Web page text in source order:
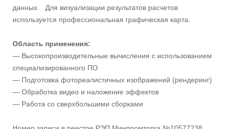
данных. Для визуализации результатов расчетов
используется профессиональная графическая карта.
Область применения:
— Высокопроизводительные вычисления с использованием
специализированного ПО
— Подготовка фотореалистичных изображений (рендеринг)
— Обработка видео и наложение эффектов
— Работа со сверхбольшими сборками